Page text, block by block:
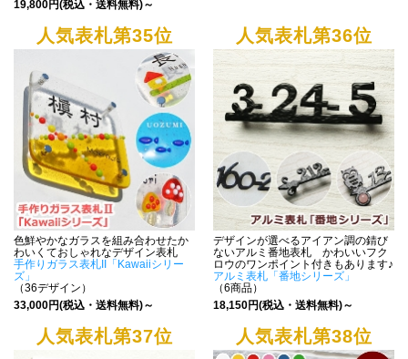
19,800円(税込・送料無料)～
人気表札第35位
色鮮やかなガラスを組み合わせたか
わいくておしゃれなデザイン表札
手作りガラス表札II「Kawaiiシリー
ズ」
（36デザイン）
33,000円(税込・送料無料)～
人気表札第36位
デザインが選べるアイアン調の錆び
ないアルミ番地表札 かわいいフク
ロウのワンポイント付きもあります♪
アルミ表札「番地シリーズ」
（6商品）
18,150円(税込・送料無料)～
人気表札第37位 人気表札第38位